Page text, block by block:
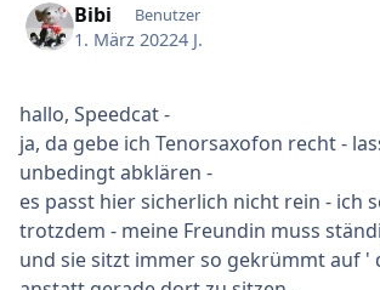
Bibi Benutzer
1. März 20224 J.
hallo, Speedcat -
ja, da gebe ich Tenorsaxofon recht -
unbedingt abklären -
es passt hier sicherlich nicht rein - ich
trotzdem - meine Freundin muss
und sie sitzt immer so gekrümmt auf '